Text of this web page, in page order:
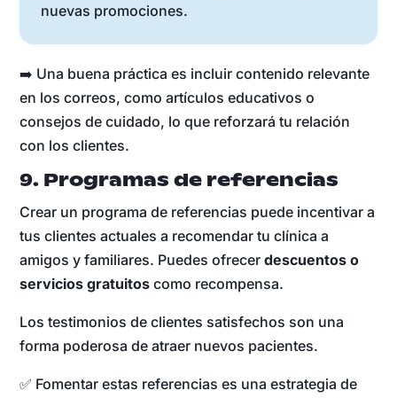
nuevas promociones.
➡️ Una buena práctica es incluir contenido relevante
en los correos, como artículos educativos o
consejos de cuidado, lo que reforzará tu relación
con los clientes.
9. Programas de referencias
Crear un programa de referencias puede incentivar a
tus clientes actuales a recomendar tu clínica a
amigos y familiares. Puedes ofrecerdescuentos o
servicios gratuitos como recompensa.
Los testimonios de clientes satisfechos son una
forma poderosa de atraer nuevos pacientes.
✅ Fomentar estas referencias es una estrategia de